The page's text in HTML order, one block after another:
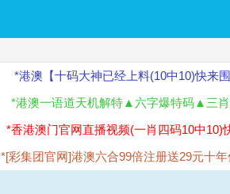
*港澳【十码大神已经上料(10中10)快来
*港澳一语道天机解特▲六字爆特码▲三
*香港澳门官网直播视频(一肖四码10中10)
*[彩集团官网]港澳六合99倍注册送29元十